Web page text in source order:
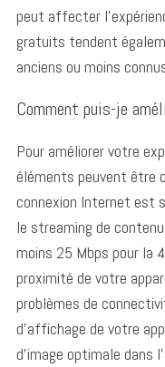
peut affecter
gratuits tendent
anciens ou moins
Comment puis-je
Pour améliorer votre
éléments peuvent être
connexion Internet est
le streaming de
moins 25 Mbps pour la
proximité de votre
problèmes de
d’affichage de votre
d’image optimale dans
r
: